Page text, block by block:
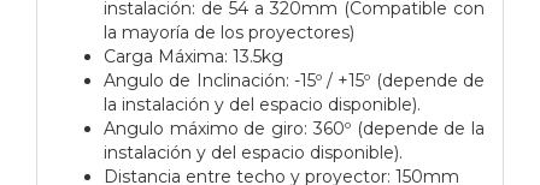
instalación: de 54 a 320mm (Compatible con
la mayoría de los proyectores)
Carga Máxima: 13.5kg
Angulo de Inclinación: -15º / +15º (depende de
la instalación y del espacio disponible).
Angulo máximo de giro: 360º (depende de la
instalación y del espacio disponible).
Distancia entre techo y proyector: 150mm